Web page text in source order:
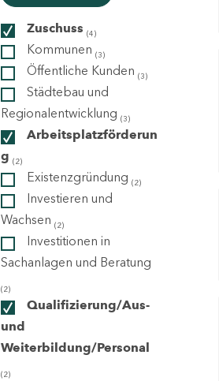
Zuschuss (4)
Kommunen (3)
Öffentliche Kunden (3)
Städtebau und
Regionalentwicklung (3)
Arbeitsplatzförderun
g (2)
Existenzgründung (2)
Investieren und
Wachsen (2)
Investitionen in
Sachanlagen und Beratung
(2)
Qualifizierung/Aus-
und
Weiterbildung/Personal
(2)